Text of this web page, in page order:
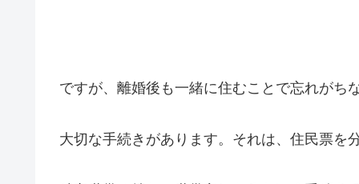
ですが、離婚後も一緒に住むことで忘れがち
大切な手続きがあります。それは、住民票を